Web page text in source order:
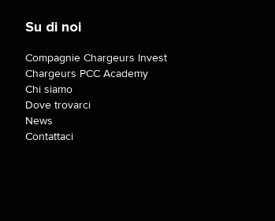
Su di noi
Compagnie Chargeurs Invest
Chargeurs PCC Academy
Chi siamo
Dove trovarci
News
Contattaci